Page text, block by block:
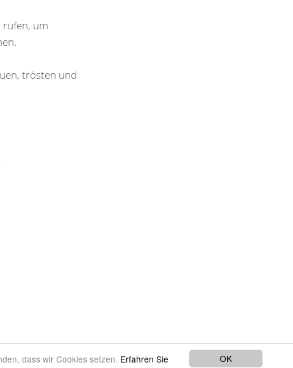
OK
dass wir Cookies setzen. Erfahren Sie
rufen, um
trösten und